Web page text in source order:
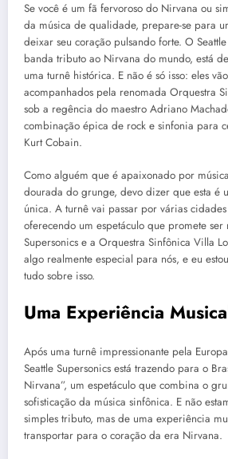
Se você é um fã fervoroso do Nirvana ou
da música de qualidade, prepare-se para
deixar seu coração pulsando forte. O
banda tributo ao Nirvana do mundo, está
uma turnê histórica. E não é só isso: eles
acompanhados pela renomada Orquestra
sob a regência do maestro Adriano
combinação épica de rock e sinfonia para
Kurt Cobain.
Como alguém que é apaixonado por
dourada do grunge, devo dizer que esta é
única. A turnê vai passar por várias
oferecendo um espetáculo que promete ser
Supersonics e a Orquestra Sinfônica Villa
algo realmente especial para nós, e eu
tudo sobre isso.
Uma Experiência
Após uma turnê impressionante pela
Seattle Supersonics está trazendo para o
Nirvana”, um espetáculo que combina o
sofisticação da música sinfônica. E não
simples tributo, mas de uma experiência
transportar para o coração da era Nirvana.